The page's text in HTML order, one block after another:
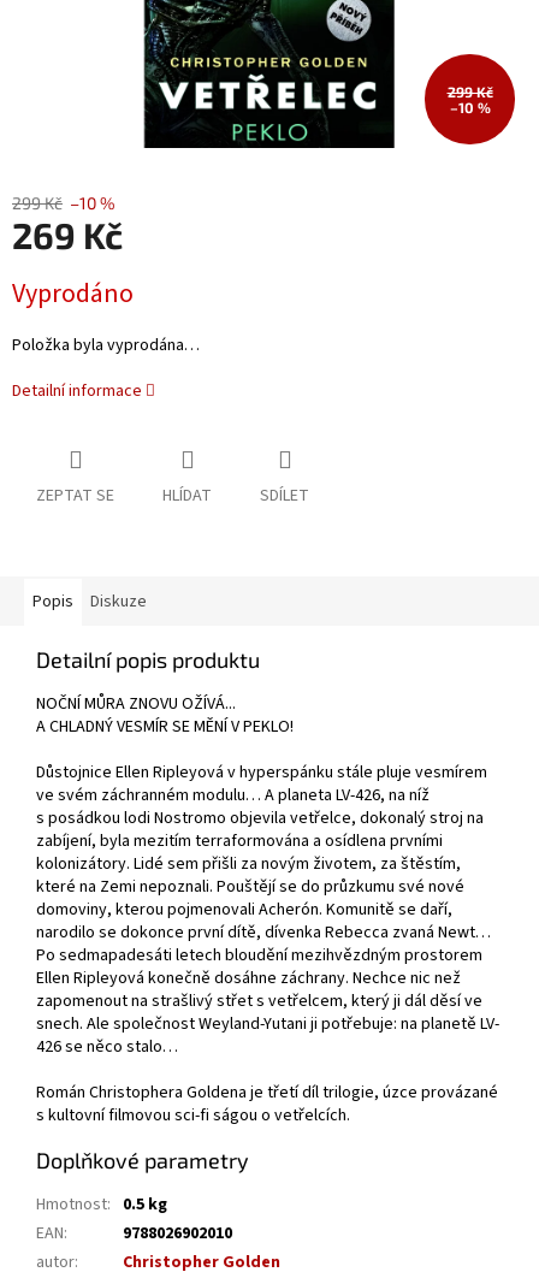
299 Kč
–10 %
299 Kč –10 %
269 Kč
cena:
Vyprodáno
Položka byla vyprodána…
Detailní informace
ZEPTAT SE HLÍDAT SDÍLET
Popis Diskuze
Detailní popis produktu
NOČNÍ MŮRA ZNOVU OŽÍVÁ...
A CHLADNÝ VESMÍR SE MĚNÍ V PEKLO!
Důstojnice Ellen Ripleyová v hyperspánku stále pluje vesmírem
ve svém záchranném modulu… A planeta LV-426, na níž
s posádkou lodi Nostromo objevila vetřelce, dokonalý stroj na
zabíjení, byla mezitím terraformována a osídlena prvními
kolonizátory. Lidé sem přišli za novým životem, za štěstím,
které na Zemi nepoznali. Pouštějí se do průzkumu své nové
domoviny, kterou pojmenovali Acherón. Komunitě se daří,
narodilo se dokonce první dítě, dívenka Rebecca zvaná Newt…
Po sedmapadesáti letech bloudění mezihvězdným prostorem
Ellen Ripleyová konečně dosáhne záchrany. Nechce nic než
zapomenout na strašlivý střet s vetřelcem, který ji dál děsí ve
snech. Ale společnost Weyland-Yutani ji potřebuje: na planetě LV-
426 se něco stalo…
Román Christophera Goldena je třetí díl trilogie, úzce provázané
s kultovní filmovou sci-fi ságou o vetřelcích.
Doplňkové parametry
Hmotnost: 0.5 kg
EAN:
9788026902010
autor:
Christopher Golden